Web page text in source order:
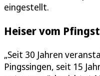
eingestellt.
Heiser vom
„Seit 30 Jahren
Pingssingen, seit 15